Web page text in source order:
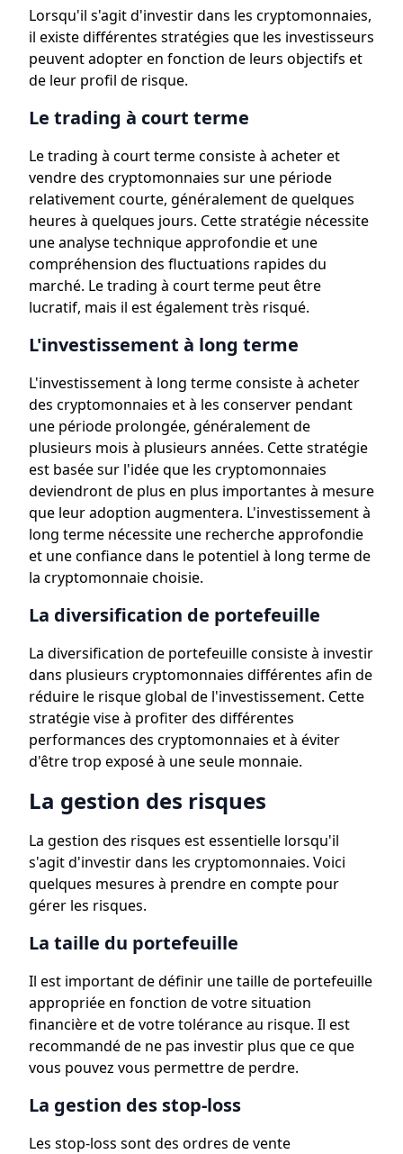
Lorsqu'il s'agit d'investir dans les cryptomonnaies,
il existe différentes stratégies que les investisseurs
peuvent adopter en fonction de leurs objectifs et
de leur profil de risque.
Le trading à court terme
Le trading à court terme consiste à acheter et
vendre des cryptomonnaies sur une période
relativement courte, généralement de quelques
heures à quelques jours. Cette stratégie nécessite
une analyse technique approfondie et une
compréhension des fluctuations rapides du
marché. Le trading à court terme peut être
lucratif, mais il est également très risqué.
L'investissement à long terme
L'investissement à long terme consiste à acheter
des cryptomonnaies et à les conserver pendant
une période prolongée, généralement de
plusieurs mois à plusieurs années. Cette stratégie
est basée sur l'idée que les cryptomonnaies
deviendront de plus en plus importantes à mesure
que leur adoption augmentera. L'investissement à
long terme nécessite une recherche approfondie
et une confiance dans le potentiel à long terme de
la cryptomonnaie choisie.
La diversification de portefeuille
La diversification de portefeuille consiste à investir
dans plusieurs cryptomonnaies différentes afin de
réduire le risque global de l'investissement. Cette
stratégie vise à profiter des différentes
performances des cryptomonnaies et à éviter
d'être trop exposé à une seule monnaie.
La gestion des risques
La gestion des risques est essentielle lorsqu'il
s'agit d'investir dans les cryptomonnaies. Voici
quelques mesures à prendre en compte pour
gérer les risques.
La taille du portefeuille
Il est important de définir une taille de portefeuille
appropriée en fonction de votre situation
financière et de votre tolérance au risque. Il est
recommandé de ne pas investir plus que ce que
vous pouvez vous permettre de perdre.
La gestion des stop-loss
Les stop-loss sont des ordres de vente